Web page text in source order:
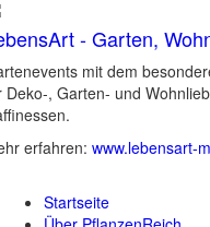
- Garten,
mit dem
Deko-, Garten- und
erfahren: www.lebensart-
Startseite